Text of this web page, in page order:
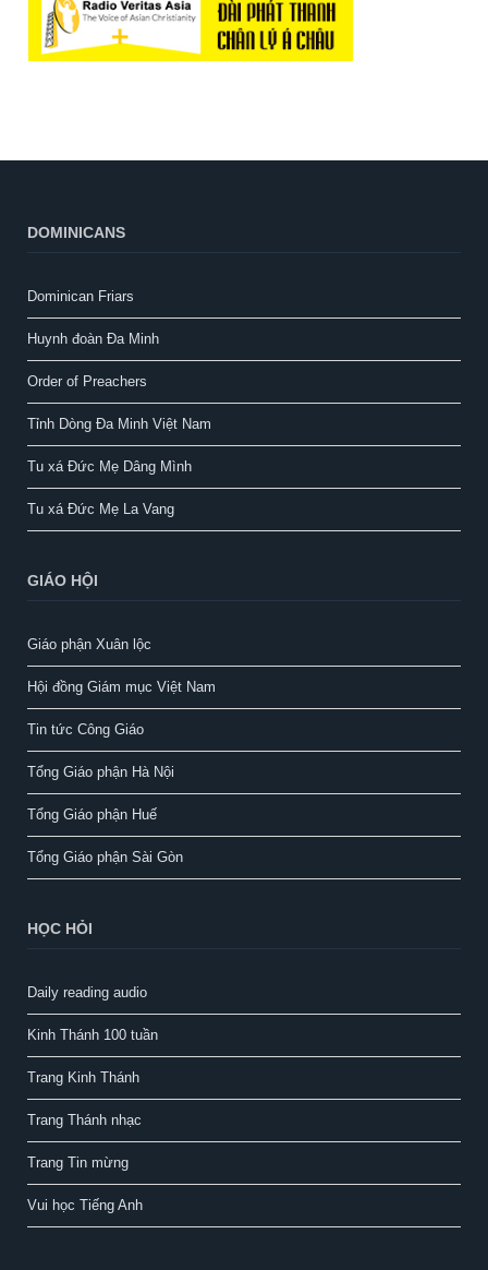
DOMINICANS
Dominican Friars
Huynh đoàn Đa Minh
Order of Preachers
Tỉnh Dòng Đa Minh Việt Nam
Tu xá Đức Mẹ Dâng Mình
Tu xá Đức Mẹ La Vang
GIÁO HỘI
Giáo phận Xuân lộc
Hội đồng Giám mục Việt Nam
Tin tức Công Giáo
Tổng Giáo phận Hà Nội
Tổng Giáo phận Huế
Tổng Giáo phận Sài Gòn
HỌC HỎI
Daily reading audio
Kinh Thánh 100 tuần
Trang Kinh Thánh
Trang Thánh nhạc
Trang Tin mừng
Vui học Tiếng Anh